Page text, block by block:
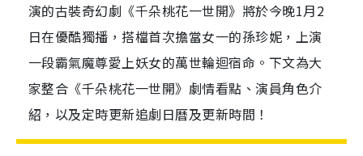
演的古裝奇幻劇《千朵桃花一世開》將於今晚1月2
日在優酷獨播，搭檔首次擔當女一的孫珍妮，上演
一段霸氣魔尊愛上妖女的萬世輪迴宿命。下文為大
家整合《千朵桃花一世開》劇情看點、演員角色介
紹，以及定時更新追劇日曆及更新時間！